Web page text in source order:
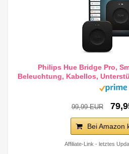
Philips Hue Bridge Pro,
Beleuchtung, Kabellos,
99,99 EUR
Bei Amazon
Affiliate-Link - letztes